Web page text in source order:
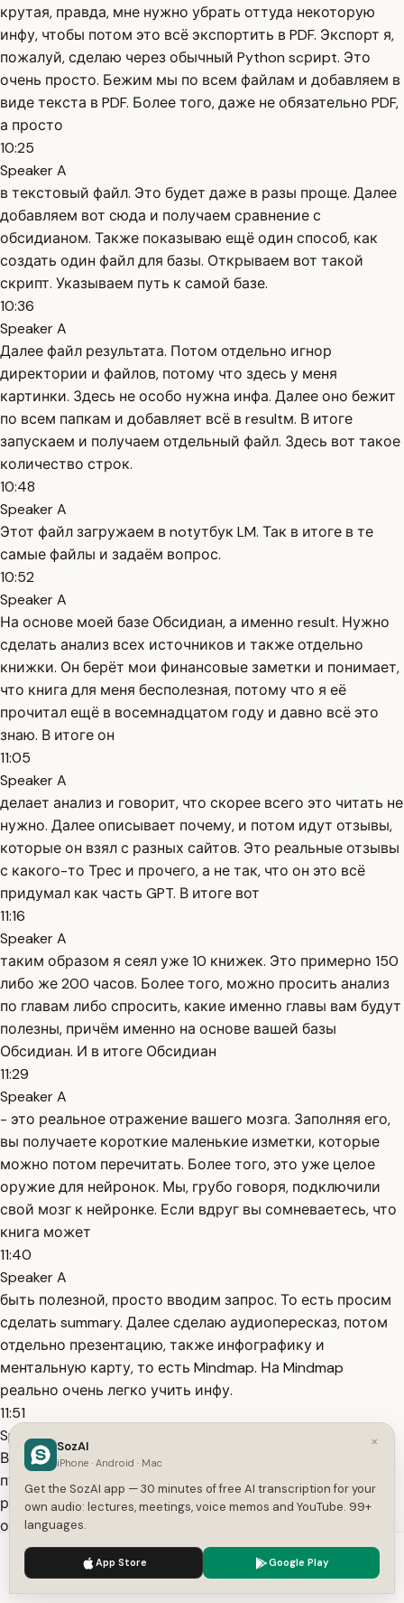
крутая, правда, мне нужно убрать оттуда некоторую
инфу, чтобы потом это всё экспортить в PDF. Экспорт я,
пожалуй, сделаю через обычный Python scриpt. Это
очень просто. Бежим мы по всем файлам и добавляем в
виде текста в PDF. Более того, даже не обязательно PDF,
а просто
10:25
Speaker A
в текстовый файл. Это будет даже в разы проще. Далее
добавляем вот сюда и получаем сравнение с
обсидианом. Также показываю ещё один способ, как
создать один файл для базы. Открываем вот такой
скрипт. Указываем путь к самой базе.
10:36
Speaker A
Далее файл результата. Потом отдельно игнор
директории и файлов, потому что здесь у меня
картинки. Здесь не особо нужна инфа. Далее оно бежит
по всем папкам и добавляет всё в resultм. В итоге
запускаем и получаем отдельный файл. Здесь вот такое
количество строк.
10:48
Speaker A
Этот файл загружаем в notутбук LM. Так в итоге в те
самые файлы и задаём вопрос.
10:52
Speaker A
На основе моей базе Обсидиан, а именно result. Нужно
сделать анализ всех источников и также отдельно
книжки. Он берёт мои финансовые заметки и понимает,
что книга для меня бесполезная, потому что я её
прочитал ещё в восемнадцатом году и давно всё это
знаю. В итоге он
11:05
Speaker A
делает анализ и говорит, что скорее всего это читать не
нужно. Далее описывает почему, и потом идут отзывы,
которые он взял с разных сайтов. Это реальные отзывы
с какого-то Трес и прочего, а не так, что он это всё
придумал как часть GPT. В итоге вот
11:16
Speaker A
таким образом я сеял уже 10 книжек. Это примерно 150
либо же 200 часов. Более того, можно просить анализ
по главам либо спросить, какие именно главы вам будут
полезны, причём именно на основе вашей базы
Обсидиан. И в итоге Обсидиан
11:29
Speaker A
- это реальное отражение вашего мозга. Заполняя его,
вы получаете короткие маленькие изметки, которые
можно потом перечитать. Более того, это уже целое
оружие для нейронок. Мы, грубо говоря, подключили
свой мозг к нейронке. Если вдруг вы сомневаетесь, что
книга может
11:40
Speaker A
быть полезной, просто вводим запрос. То есть просим
сделать summary. Далее сделаю аудиопересказ, потом
отдельно презентацию, также инфографику и
ментальную карту, то есть Mindmap. На Mindmap
реально очень легко учить инфу.
11:51
Speaker A
В итоге делаем запрос, а потом нажимаем на нужные
пункты. И также время, которое мы сэкономили, уже
реально можно потратить на какую-то сложную
объёмную книжку, которая реально даст профит и
которой нет в нашей базе. Сколько так можно
сэкономить времени за год либо за
12:03
We use cookies to enhance your experience.
×
SozAI
iPhone · Android · Mac
Get the SozAI app — 30 minutes of free AI transcription for your
own audio: lectures, meetings, voice memos and YouTube. 99+
languages.
App Store Google Play